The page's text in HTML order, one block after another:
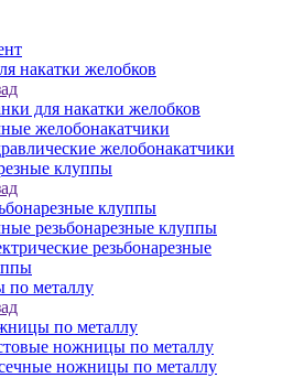
накатки желобков
для накатки желобков
желобонакатчики
желобонакатчики
клуппы
клуппы
резьбонарезные клуппы
резьбонарезные
металлу
по металлу
ножницы по металлу
ножницы по металлу